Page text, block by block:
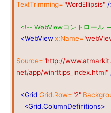
TextTrimming="WordEllipsis" /
<!-- WebViewコントロール
<WebView x:Name=
Source="http://
net/app/winrttips_index.html"
<Grid Grid.Row="2"
<Grid.ColumnDefinitions>